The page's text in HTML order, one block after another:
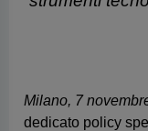
da ovunque”,
lo smartworking si
aziende sono
azienda sembra